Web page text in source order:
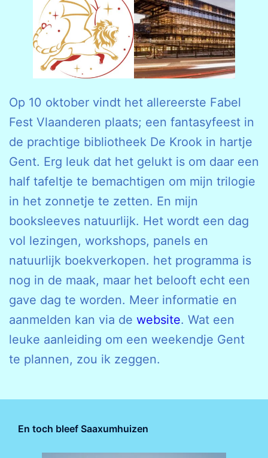
Op 10 oktober vindt het allereerste Fabel
Fest Vlaanderen plaats; een fantasyfeest in
de prachtige bibliotheek De Krook in hartje
Gent. Erg leuk dat het gelukt is om daar een
half tafeltje te bemachtigen om mijn trilogie
in het zonnetje te zetten. En mijn
booksleeves natuurlijk. Het wordt een dag
vol lezingen, workshops, panels en
natuurlijk boekverkopen. het programma is
nog in de maak, maar het belooft echt een
gave dag te worden. Meer informatie en
aanmelden kan via de website. Wat een
leuke aanleiding om een weekendje Gent
te plannen, zou ik zeggen.
En toch bleef Saaxumhuizen